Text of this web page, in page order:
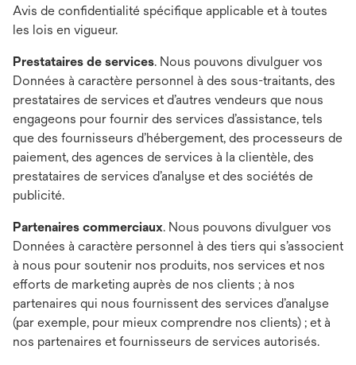
Avis de confidentialité spécifique applicable et à toutes
les lois en vigueur.
Prestataires de services. Nous pouvons divulguer vos
Données à caractère personnel à des sous-traitants, des
prestataires de services et d’autres vendeurs que nous
engageons pour fournir des services d’assistance, tels
que des fournisseurs d’hébergement, des processeurs de
paiement, des agences de services à la clientèle, des
prestataires de services d’analyse et des sociétés de
publicité.
Partenaires commerciaux. Nous pouvons divulguer vos
Données à caractère personnel à des tiers qui s’associent
à nous pour soutenir nos produits, nos services et nos
efforts de marketing auprès de nos clients ; à nos
partenaires qui nous fournissent des services d’analyse
(par exemple, pour mieux comprendre nos clients) ; et à
nos partenaires et fournisseurs de services autorisés.